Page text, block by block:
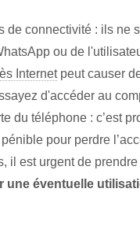
de connectivité : ils ne
ou de
Internetpeut causer
d'accéder au
du téléphone : c’est
pour perdre
il est urgent de
une éventuelle